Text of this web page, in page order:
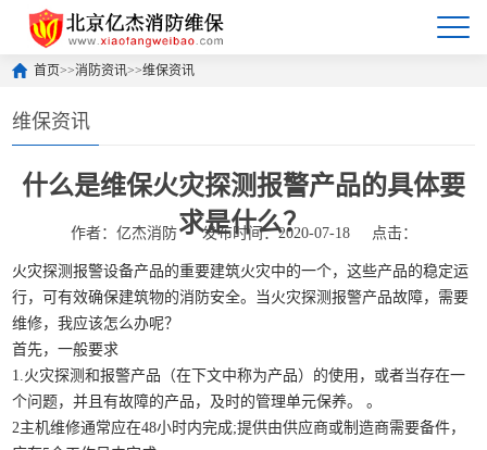
首页>>消防资讯>>维保资讯
维保资讯
什么是维保火灾探测报警产品的具体要
求是什么？
作者：亿杰消防 发布时间：2020-07-18 点击：
火灾探测报警设备产品的重要建筑火灾中的一个，这些产品的稳定运
行，可有效确保建筑物的消防安全。当火灾探测报警产品故障，需要
维修，我应该怎么办呢？
首先，一般要求
1.火灾探测和报警产品（在下文中称为产品）的使用，或者当存在一
个问题，并且有故障的产品，及时的管理单元保养。 。
2主机维修通常应在48小时内完成;提供由供应商或制造商需要备件，